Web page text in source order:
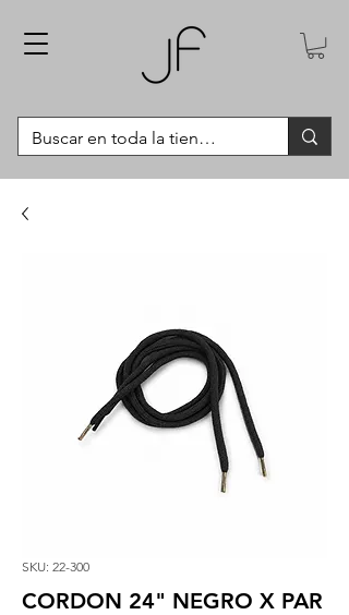
SKU: 22-300
CORDON 24" NEGRO X PAR